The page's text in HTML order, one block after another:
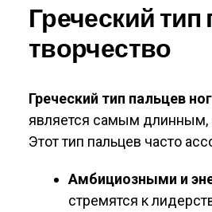
Греческий
творчество
Греческий тип пальцев ног
является самым длинным,
Этот тип пальцев часто
Амбициозными и
стремятся к